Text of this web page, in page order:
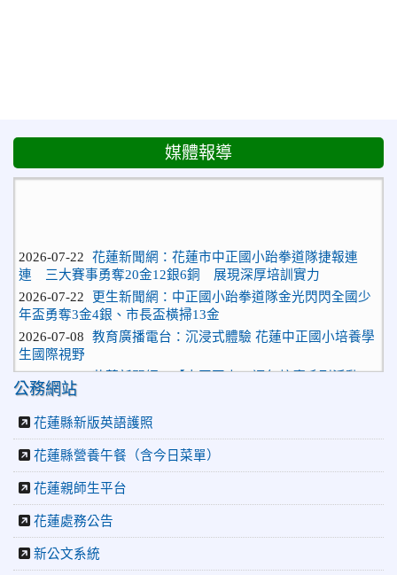
媒體報導
花蓮新聞網：花蓮市中正國小跆拳道隊捷報連
連 三大賽事勇奪20金12銀6銅 展現深厚培訓實力
更生新聞網：中正國小跆拳道隊金光閃閃全國少
年盃勇奪3金4銀、市長盃橫掃13金
教育廣播電台：沉浸式體驗 花蓮中正國小培養學
生國際視野
2026-06-16 花蓮新聞網：【中正國小70週年校慶系列活動
「游藝飛揚」晚會登場】 師生家長齊聚一堂 共譜「時光樂
2026-06-16 更生新聞網：中正國小創校70週年「游藝飛揚」
才藝晚會登場
2026-06-10 教育廣播電台：揮別童年迎向青春 中正國小畢業
師生自製畢業歌曲
2026-06-10 教育廣播電台：尋覓歷史記憶 花蓮中正國小社團
體驗闖關探索歷史
2026-04-30
讓愛閃閃發光！中正國小「小老闆大市集」愛心
捐助光復國小
公務網站
花蓮縣新版英語護照
花蓮縣營養午餐（含今日菜單）
花蓮親師生平台
花蓮處務公告
新公文系統